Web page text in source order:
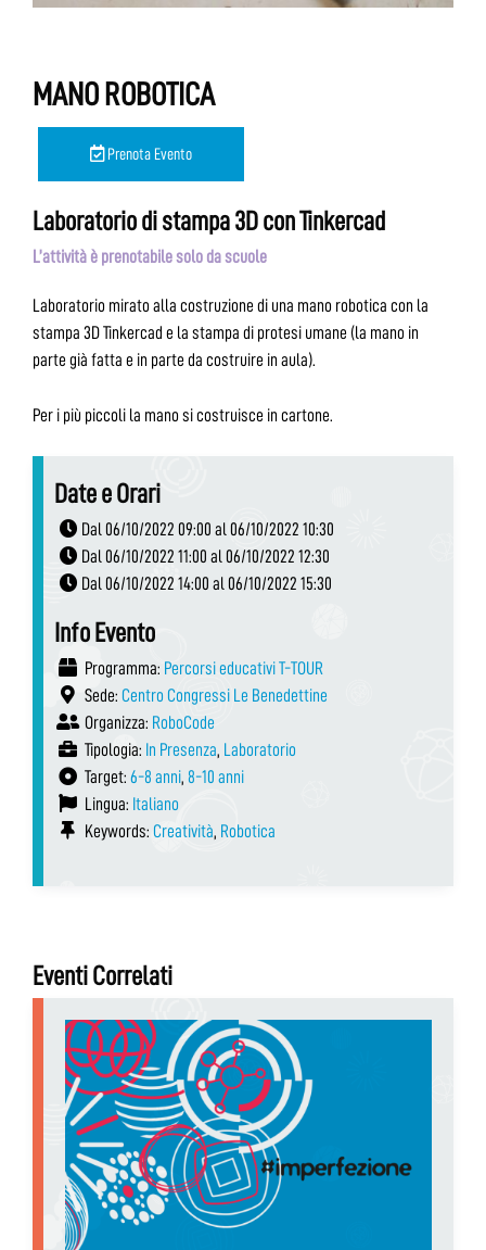
MANO ROBOTICA
Prenota Evento
Laboratorio di stampa 3D con Tinkercad
L’attività è prenotabile solo da scuole
Laboratorio mirato alla costruzione di una mano robotica con la
stampa 3D Tinkercad e la stampa di protesi umane (la mano in
parte già fatta e in parte da costruire in aula).
Per i più piccoli la mano si costruisce in cartone.
Date e Orari
Dal 06/10/2022 09:00 al 06/10/2022 10:30
Dal 06/10/2022 11:00 al 06/10/2022 12:30
Dal 06/10/2022 14:00 al 06/10/2022 15:30
Info Evento
Programma: Percorsi educativi T-TOUR
Sede: Centro Congressi Le Benedettine
Organizza: RoboCode
Tipologia: In Presenza, Laboratorio
Target: 6-8 anni, 8-10 anni
Lingua: Italiano
Keywords: Creatività, Robotica
Eventi Correlati